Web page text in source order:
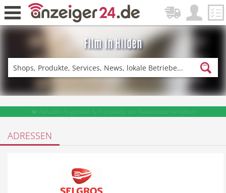
Film in Hilden
Zurück
Fitness & Sport
Einkaufen DE-News
ADRESSEN